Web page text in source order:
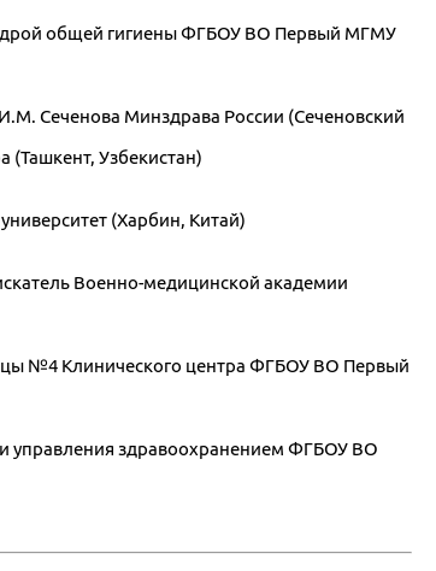
общей гигиены ФГБОУ ВО Первый МГМУ
Сеченова Минздрава России (Сеченовский
(Ташкент, Узбекистан)
(Харбин, Китай)
Военно-медицинской академии
№4 Клинического центра ФГБОУ ВО Первый
и управления здравоохранением ФГБОУ ВО